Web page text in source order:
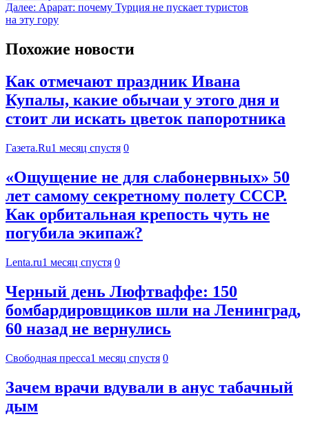
Далее: Арарат: почему Турция не пускает туристов
на эту гору
Похожие новости
Как отмечают праздник Ивана
Купалы, какие обычаи у этого дня и
стоит ли искать цветок папоротника
Газета.Ru1 месяц спустя 0
«Ощущение не для слабонервных» 50
лет самому секретному полету СССР.
Как орбитальная крепость чуть не
погубила экипаж?
Lenta.ru1 месяц спустя 0
Черный день Люфтваффе: 150
бомбардировщиков шли на Ленинград,
60 назад не вернулись
Свободная пресса1 месяц спустя 0
Зачем врачи вдували в анус табачный
дым